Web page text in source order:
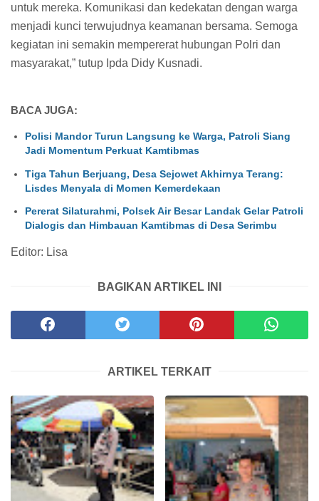
untuk mereka. Komunikasi dan kedekatan dengan warga
menjadi kunci terwujudnya keamanan bersama. Semoga
kegiatan ini semakin mempererat hubungan Polri dan
masyarakat,” tutup Ipda Didy Kusnadi.
BACA JUGA:
Polisi Mandor Turun Langsung ke Warga, Patroli Siang
Jadi Momentum Perkuat Kamtibmas
Tiga Tahun Berjuang, Desa Sejowet Akhirnya Terang:
Lisdes Menyala di Momen Kemerdekaan
Pererat Silaturahmi, Polsek Air Besar Landak Gelar Patroli
Dialogis dan Himbauan Kamtibmas di Desa Serimbu
Editor: Lisa
BAGIKAN ARTIKEL INI
ARTIKEL TERKAIT